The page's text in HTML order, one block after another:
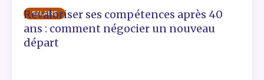
SALAIRE
Revaloriser ses compétences après 40
ans : comment négocier un nouveau
départ